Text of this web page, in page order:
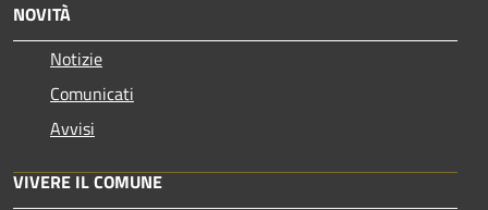
NOVITÀ
Notizie
Comunicati
Avvisi
VIVERE IL COMUNE